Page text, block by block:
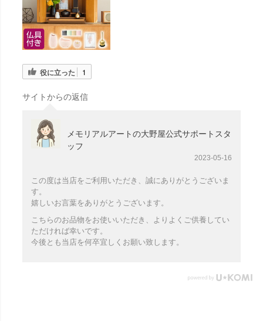
役に立った 1
サイトからの返信
メモリアルアートの大野屋公式サポートスタ
ッフ
2023-05-16
この度は当店をご利用いただき、誠にありがとうございま
す。
嬉しいお言葉をありがとうございます。
こちらのお品物をお使いいただき、よりよくご供養してい
ただければ幸いです。
今後とも当店を何卒宜しくお願い致します。